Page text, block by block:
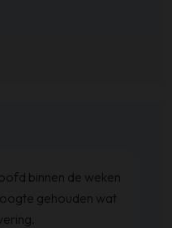
binnen de weken
gehouden wat